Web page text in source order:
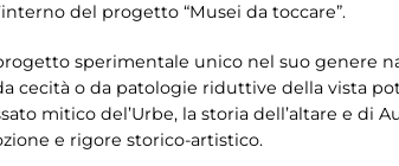
del progetto “Musei da toccare”.
sperimentale unico nel suo genere
cecità o da patologie riduttive della vista
mitico del’Urbe, la storia dell’altare e di
e rigore storico-artistico.